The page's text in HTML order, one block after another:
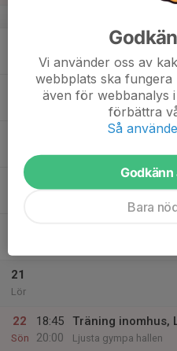
21:00
Nordic Hall
NORDIC hall plan 2
19
21
Lör
22
Sön
18:45
20:00
Träning inomhus,
Ljusta gympa hallen
Vi använder oss av
webbplats ska
även för webbanalys
förbättra
Så
Godkänn
Bara